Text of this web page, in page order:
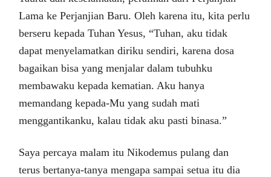
Lama ke Perjanjian Baru. Oleh karena itu, kita perlu
berseru kepada Tuhan Yesus, “Tuhan, aku tidak
dapat menyelamatkan diriku sendiri, karena dosa
bagaikan bisa yang menjalar dalam tubuhku
membawaku kepada kematian. Aku hanya
memandang kepada-Mu yang sudah mati
menggantikanku, kalau tidak aku pasti binasa.”
Saya percaya malam itu Nikodemus pulang dan
terus bertanya-tanya mengapa sampai setua itu dia